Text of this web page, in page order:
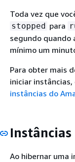
Toda vez que
stopped para
segundo quando
mínimo um
Para obter mais
iniciar instâncias,
instâncias do
Ao hibernar uma